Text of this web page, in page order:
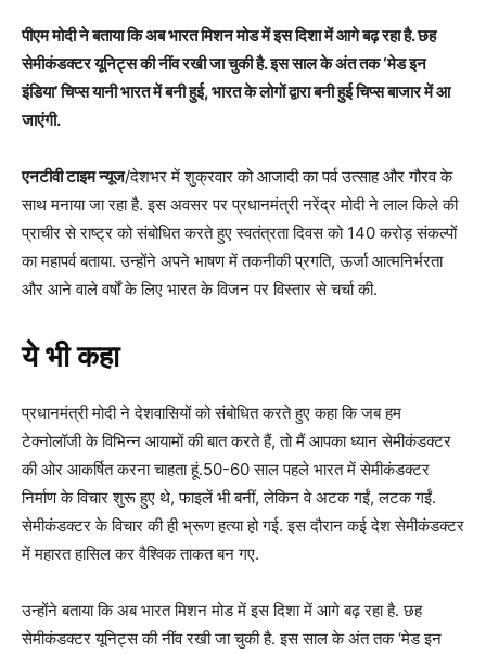
पीएम मोदी ने बताया कि अब भारत मिशन मोड में इस दिशा में आगे बढ़ रहा है. छह
सेमीकंडक्टर यूनिट्स की नींव रखी जा चुकी है. इस साल के अंत तक ‘मेड इन
इंडिया’ चिप्स यानी भारत में बनी हुई, भारत के लोगों द्वारा बनी हुई चिप्स बाजार में आ
जाएंगी.
एनटीवी टाइम न्यूज/देशभर में शुक्रवार को आजादी का पर्व उत्साह और गौरव के
साथ मनाया जा रहा है. इस अवसर पर प्रधानमंत्री नरेंद्र मोदी ने लाल किले की
प्राचीर से राष्ट्र को संबोधित करते हुए स्वतंत्रता दिवस को 140 करोड़ संकल्पों
का महापर्व बताया. उन्होंने अपने भाषण में तकनीकी प्रगति, ऊर्जा आत्मनिर्भरता
और आने वाले वर्षों के लिए भारत के विजन पर विस्तार से चर्चा की.
ये भी कहा
प्रधानमंत्री मोदी ने देशवासियों को संबोधित करते हुए कहा कि जब हम
टेक्नोलॉजी के विभिन्न आयामों की बात करते हैं, तो मैं आपका ध्यान सेमीकंडक्टर
की ओर आकर्षित करना चाहता हूं.50-60 साल पहले भारत में सेमीकंडक्टर
निर्माण के विचार शुरू हुए थे, फाइलें भी बनीं, लेकिन वे अटक गईं, लटक गईं.
सेमीकंडक्टर के विचार की ही भ्रूण हत्या हो गई. इस दौरान कई देश सेमीकंडक्टर
में महारत हासिल कर वैश्विक ताकत बन गए.
उन्होंने बताया कि अब भारत मिशन मोड में इस दिशा में आगे बढ़ रहा है. छह
सेमीकंडक्टर यूनिट्स की नींव रखी जा चुकी है. इस साल के अंत तक ‘मेड इन